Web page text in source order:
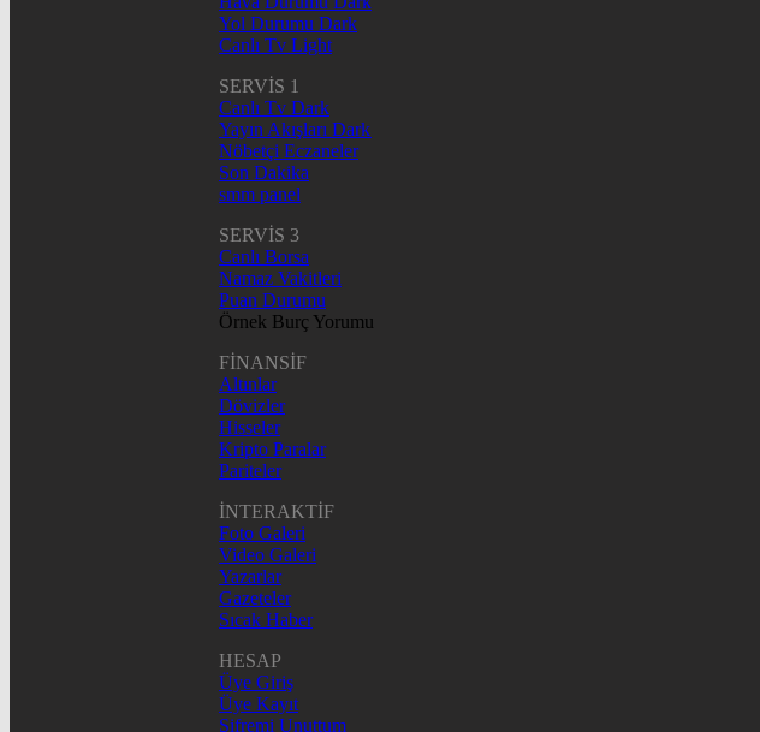
Yol Durumu Dark
Canlı Tv Light
SERVİS 1
Canlı Tv Dark
Yayın Akışları Dark
Nöbetçi Eczaneler
Son Dakika
smm panel
SERVİS 3
Canlı Borsa
Namaz Vakitleri
Puan Durumu
Örnek Burç Yorumu
FİNANSİF
Altınlar
Dövizler
Hisseler
Kripto Paralar
Pariteler
İNTERAKTİF
Foto Galeri
Video Galeri
Yazarlar
Gazeteler
Sıcak Haber
HESAP
Üye Giriş
Üye Kayıt
Şifremi Unuttum